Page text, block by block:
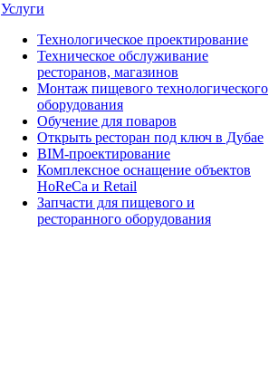
Услуги
Технологическое проектирование
Техническое обслуживание
ресторанов, магазинов
Монтаж пищевого технологического
оборудования
Обучение для поваров
Открыть ресторан под ключ в Дубае
BIM-проектирование
Комплексное оснащение объектов
HoReCa и Retail
Запчасти для пищевого и
ресторанного оборудования